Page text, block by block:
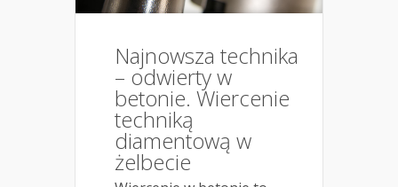
Najnowsza technika
– odwierty w
betonie. Wiercenie
techniką
diamentową w
żelbecie